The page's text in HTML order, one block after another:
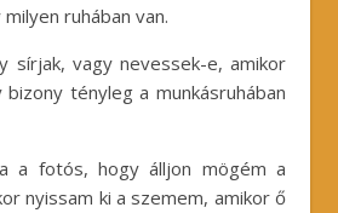
ruhában van.
sírjak, vagy nevessek-e, amikor
tényleg a munkásruhában
a fotós, hogy álljon mögém a
nyissam ki a szemem, amikor ő